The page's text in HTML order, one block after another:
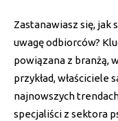
Zastanawiasz się, jak
uwagę odbiorców?
powiązana z branżą,
przykład, właściciele
najnowszych
specjaliści z sektora